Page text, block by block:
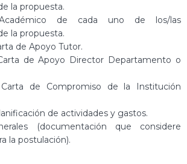
la propuesta.
de cada uno de los/las
la propuesta.
de Apoyo Tutor.
de Apoyo Director Departamento o
de Compromiso de la Institución
de actividades y gastos.
(documentación que considere
la postulación).